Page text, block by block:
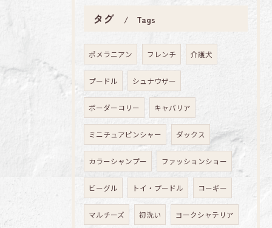
タグ Tags
ポメラニアン フレンチ 介護犬
プードル シュナウザー
ボーダーコリー キャバリア
ミニチュアピンシャー ダックス
カラーシャンプー ファッションショー
ビーグル トイ・プードル コーギー
マルチーズ 初洗い ヨークシャテリア